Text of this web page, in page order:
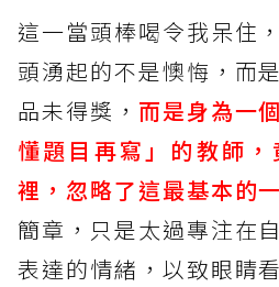
這一當頭棒喝令我呆住
頭湧起的不是懊悔，而
品未得獎， 而是身為一
懂題目再寫」的教師
裡，忽略了這最基本的
簡章，只是太過專注在
表達的情緒，以致眼睛